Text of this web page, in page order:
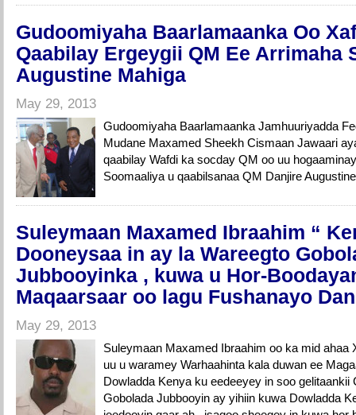
Gudoomiyaha Baarlamaanka Oo
Qaabilay Ergeygii QM Ee Arrimaha
Augustine Mahiga
May 29, 2013
Gudoomiyaha Baarlamaanka Jamhuuriyadda
Mudane Maxamed Sheekh Cismaan Jawaari
qaabilay Wafdi ka socday QM oo uu
Soomaaliya u qaabilsanaa QM Danjire
Suleymaan Maxamed Ibraahim “
Dooneysaa in ay la Wareegto
Jubbooyinka , kuwa u Hor-
Maqaarsaar oo lagu Fushanayo
May 29, 2013
Suleymaan Maxamed Ibraahim oo ka mid ahaa
uu u waramey Warhaahinta kala duwan ee
Dowladda Kenya ku eedeeyey in soo gelitaankii
Gobolada Jubbooyin ay yihiin kuwa Dowladda